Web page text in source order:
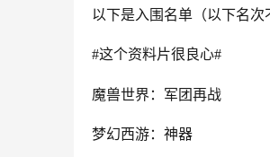
以下是入围名单（以下名次
#这个资料片很良心#
魔兽世界：军团再战
梦幻西游：神器